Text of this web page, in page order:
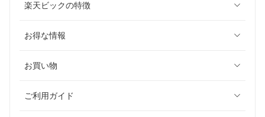
楽天ビックの特徴
お得な情報
お買い物
ご利用ガイド